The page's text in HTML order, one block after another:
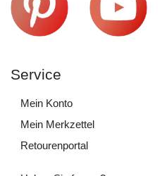
Service
Mein Konto
Mein Merkzettel
Retourenportal